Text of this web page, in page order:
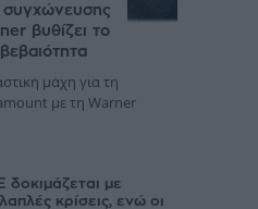
βυθίζει το
μάχη για τη
με τη Warner
δοκιμάζεται με
κρίσεις, ενώ οι